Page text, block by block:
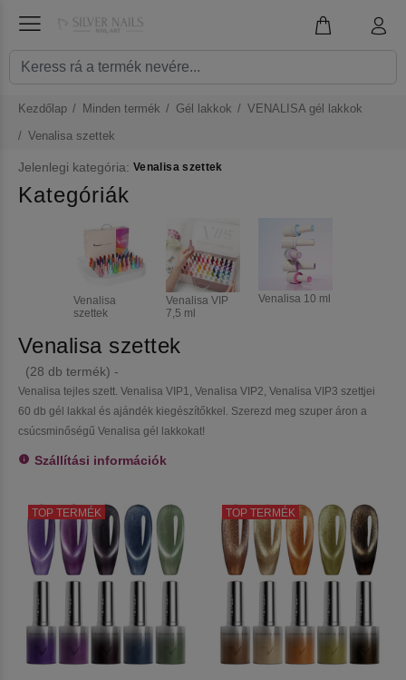
Kezdőlap Minden termék Gél lakkok
VENALISA gél lakkok
Venalisa szettek
Jelenlegi kategória: Venalisa szettek
Kategóriák
Venalisa
szettek
Venalisa VIP
7,5 ml
Venalisa 10 ml
Venalisa szettek
(28 db termék) -
Venalisa tejles szett. Venalisa VIP1, Venalisa VIP2, Venalisa VIP3 szettjei
60 db gél lakkal és ajándék kiegészítőkkel. Szerezd meg szuper áron a
csúcsminőségű Venalisa gél lakkokat!
Szállítási információk
TOP TERMÉK TOP TERMÉK